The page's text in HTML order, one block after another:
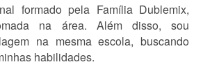
formado pela Família Dublemix,
na área. Além disso, sou
na mesma escola, buscando
habilidades.